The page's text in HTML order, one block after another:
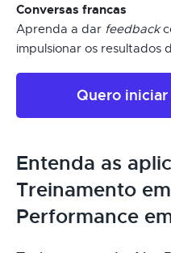
Conversas francas
Aprenda a dar feedback
impulsionar os resultados
Quero
Entenda as
Treinamento
Performance